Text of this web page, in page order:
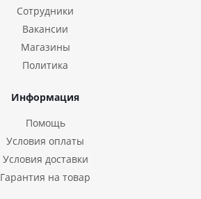
Сотрудники
Вакансии
Магазины
Политика
Информация
Помощь
Условия оплаты
Условия доставки
Гарантия на товар